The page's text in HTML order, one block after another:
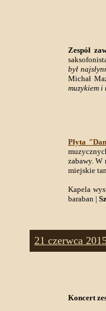
Zespół
był
Michał
muzykiem i
Płyta
zabawy. W
miejskie
Kapela
baraban |
21 czerwca
Koncert